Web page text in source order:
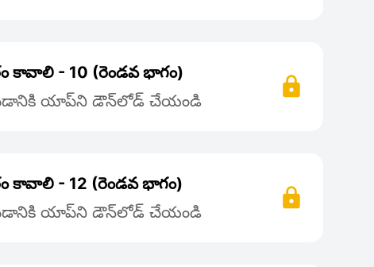
కావాలి - 10 (రెండవ భాగం)
యాప్‌ని డౌన్‌లోడ్ చేయండి
కావాలి - 12 (రెండవ భాగం)
యాప్‌ని డౌన్‌లోడ్ చేయండి